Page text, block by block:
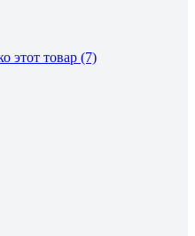
этот товар (7)